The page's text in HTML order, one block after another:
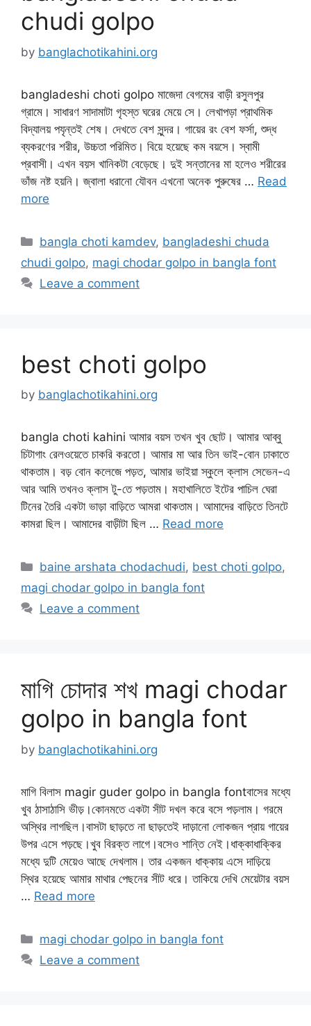
chudi golpo
by banglachotikahini.org
bangladeshi choti golpo মাজেদা বেগমের বাড়ী রসুলপুর
গ্রামে। সাধারণ সাদামাটা গৃহস্ত ঘরের মেয়ে সে। লেখাপড়া প্রাথমিক
বিদ্যালয় পযৃন্তই শেষ। দেখতে বেশ সুন্দর। গায়ের রং বেশ ফর্সা, শুদ্ধ
ব্যকরণের শরীর, উচ্চতা পরিমিত। বিয়ে হয়েছে কম বয়সে। স্বামী
প্রবাসী। এখন বয়স খানিকটা বেড়েছে। দুই সন্তানের মা হলেও শরীরের
ভাঁজ নষ্ট হয়নি। জ্বালা ধরানো যৌবন এখনো অনেক পুরুষের … Read
more
Categories
bangla choti kamdev, bangladeshi chuda
chudi golpo, magi chodar golpo in bangla font
Leave a comment
best choti golpo
by banglachotikahini.org
bangla choti kahini আমার বয়স তখন খুব ছোট। আমার আব্বু
চিটাগাং রেলওয়েতে চাকরি করতো। আমার মা আর তিন ভাই-বোন ঢাকাতে
থাকতাম। বড় বোন কলেজে পড়ত, আমার ভাইয়া স্কুলে ক্লাস সেভেন-এ
আর আমি তখনও ক্লাস টু-তে পড়তাম। মহাখালিতে ইটের পাচিল ঘেরা
টিনের তৈরি একটা ভাড়া বাড়িতে আমরা থাকতাম। আমাদের বাড়িতে তিনটে
কামরা ছিল। আমাদের বাড়ীটা ছিল … Read more
Categories
baine arshata chodachudi, best choti golpo,
magi chodar golpo in bangla font
Leave a comment
মাগি চোদার শখ magi chodar
golpo in bangla font
by banglachotikahini.org
মাগি বিলাস magir guder golpo in bangla fontবাসের মধ্যে
খুব ঠাসাঠাসি ভীড়।কোনমতে একটা সীট দখল করে বসে পড়লাম। গরমে
অস্থির লাগছিল।বাসটা ছাড়তে না ছাড়তেই দাড়ানো লোকজন প্রায় গায়ের
উপর এসে পড়ছে।খুব বিরক্ত লাগে।বসেও শান্তি নেই।ধাক্কাধাক্কির
মধ্যে দুটি মেয়েও আছে দেখলাম। তার একজন ধাক্কায় এসে দাড়িয়ে
স্থির হয়েছে আমার মাথার পেছনের সীট ধরে। তাকিয়ে দেখি মেয়েটার বয়স
… Read more
Categories
magi chodar golpo in bangla font
Leave a comment